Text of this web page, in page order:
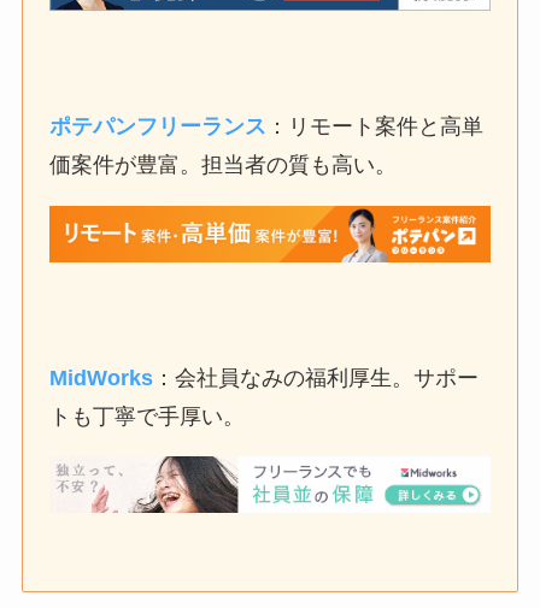
ポテパンフリーランス ：リモート案件と高単
価案件が豊富。担当者の質も高い。
MidWorks ：会社員なみの福利厚生。サポー
トも丁寧で手厚い。